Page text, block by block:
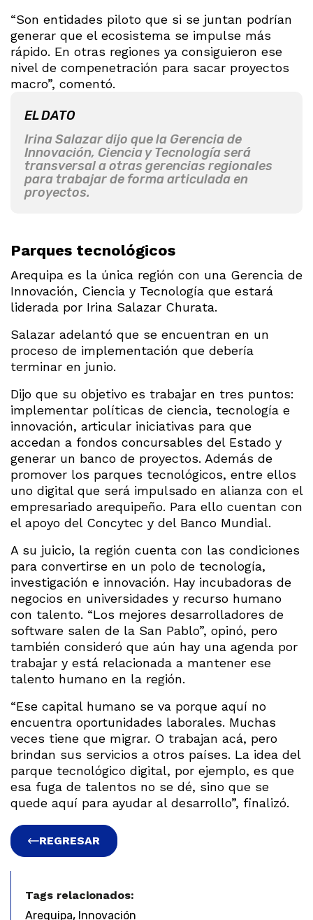
“Son entidades piloto que si se juntan podrían
generar que el ecosistema se impulse más
rápido. En otras regiones ya consiguieron ese
nivel de compenetración para sacar proyectos
macro”, comentó.
EL DATO
Irina Salazar dijo que la Gerencia de
Innovación, Ciencia y Tecnología será
transversal a otras gerencias regionales
para trabajar de forma articulada en
proyectos.
Parques tecnológicos
Arequipa es la única región con una Gerencia de
Innovación, Ciencia y Tecnología que estará
liderada por Irina Salazar Churata.
Salazar adelantó que se encuentran en un
proceso de implementación que debería
terminar en junio.
Dijo que su objetivo es trabajar en tres puntos:
implementar políticas de ciencia, tecnología e
innovación, articular iniciativas para que
accedan a fondos concursables del Estado y
generar un banco de proyectos. Además de
promover los parques tecnológicos, entre ellos
uno digital que será impulsado en alianza con el
empresariado arequipeño. Para ello cuentan con
el apoyo del Concytec y del Banco Mundial.
A su juicio, la región cuenta con las condiciones
para convertirse en un polo de tecnología,
investigación e innovación. Hay incubadoras de
negocios en universidades y recurso humano
con talento. “Los mejores desarrolladores de
software salen de la San Pablo”, opinó, pero
también consideró que aún hay una agenda por
trabajar y está relacionada a mantener ese
talento humano en la región.
“Ese capital humano se va porque aquí no
encuentra oportunidades laborales. Muchas
veces tiene que migrar. O trabajan acá, pero
brindan sus servicios a otros países. La idea del
parque tecnológico digital, por ejemplo, es que
esa fuga de talentos no se dé, sino que se
quede aquí para ayudar al desarrollo”, finalizó.
REGRESAR
Tags relacionados:
Arequipa, Innovación